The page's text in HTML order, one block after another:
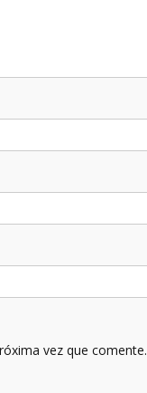
vez que comente.